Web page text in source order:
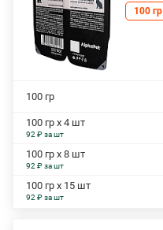
100 гр
100 гр
100 гр х 4 шт
92 ₽ за шт
100 гр х 8 шт
92 ₽ за шт
100 гр х 15 шт
92 ₽ за шт